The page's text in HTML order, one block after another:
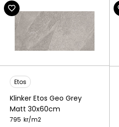
Etos
Klinker Etos Geo Grey
Matt 30x60cm
795 kr/m2